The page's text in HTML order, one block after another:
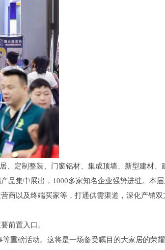
定制整装、门窗铝材、集成顶墙、新型建材、
品集中展出，1000多家知名企业强势进驻。本
商以及终端买家等，打通供需渠道，深化产销
前置入口。
重磅活动。这将是一场备受瞩目的大家居的荣